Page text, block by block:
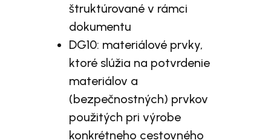
štruktúrované v rámci
dokumentu
DG10: materiálové prvky,
ktoré slúžia na potvrdenie
materiálov a
(bezpečnostných) prvkov
použitých pri výrobe
konkrétneho cestovného